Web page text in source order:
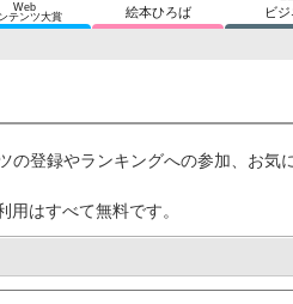
Web
テンツ大賞
絵本ひろば ビ
の登録やランキングへの参加、お気
はすべて無料です。